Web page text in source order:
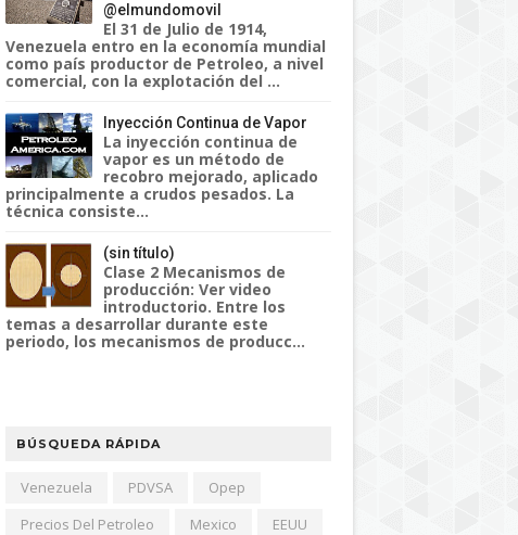
@elmundomovil
El 31 de Julio de 1914,
Venezuela entro en la economía mundial
como país productor de Petroleo, a nivel
comercial, con la explotación del ...
Inyección Continua de Vapor
La inyección continua de
vapor es un método de
recobro mejorado, aplicado
principalmente a crudos pesados. La
técnica consiste...
(sin título)
Clase 2 Mecanismos de
producción: Ver video
introductorio. Entre los
temas a desarrollar durante este
periodo, los mecanismos de producc...
BÚSQUEDA RÁPIDA
Venezuela PDVSA
Opep
Precios Del Petroleo
Mexico
EEUU